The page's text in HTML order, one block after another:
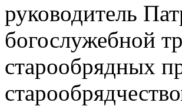
руководитель
богослужебной
старообрядных